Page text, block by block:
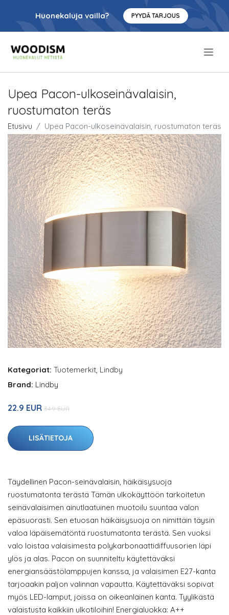
Huonekaluja vailla? PYYDÄ TARJOUS
Upea Pacon-ulkoseinävalaisin,
ruostumaton teräs
Etusivu Upea Pacon-ulkoseinävalaisin, ruostumaton teräs
Kategoriat: Tuotemerkit, Lindby
Brand: Lindby
22.9 EUR 34.9 EUR
LISÄTIETOJA
Täydellinen Pacon-seinävalaisin, häikäisysuoja
ruostumatonta terästä Tämän ulkokäyttöön tarkoitetun
seinävalaisimen ainutlaatuinen muotoilu suuntaa valon
epäsuorasti. Sen etuosan häikäisysuoja on nimittäin täysin
valoa läpäisemätöntä ruostumatonta terästä. Sen vuoksi
valo loistaa valaisimesta polykarbonaattidiffuusorien läpi
ylös ja alas. Pacon on suunniteltu käytettäväksi
energiansäästölamppujen kanssa, ja valaisimen E27-kanta
tarjoaakin paljon valinnan vapautta. Käytettäväksi sopivat
myös LED-lamput, joissa on oikeanlainen kanta. Tyylikästä
valaistusta kaikkiin ulkotiloihin! Energialuokka: A++